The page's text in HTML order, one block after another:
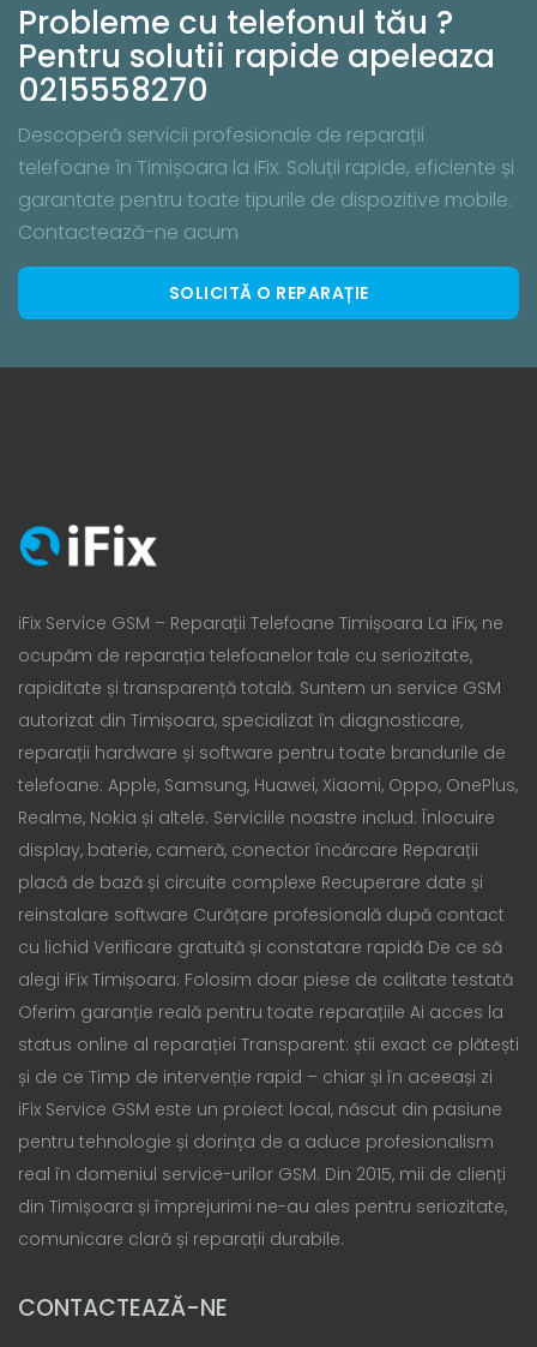
Probleme cu telefonul tău ?
Pentru solutii rapide apeleaza
0215558270
Descoperă servicii profesionale de reparații
telefoane în Timișoara la iFix. Soluții rapide, eficiente și
garantate pentru toate tipurile de dispozitive mobile.
Contactează-ne acum
SOLICITĂ O REPARAȚIE
iFix Service GSM – Reparații Telefoane Timișoara La iFix, ne
ocupăm de reparația telefoanelor tale cu seriozitate,
rapiditate și transparență totală. Suntem un service GSM
autorizat din Timișoara, specializat în diagnosticare,
reparații hardware și software pentru toate brandurile de
telefoane: Apple, Samsung, Huawei, Xiaomi, Oppo, OnePlus,
Realme, Nokia și altele. Serviciile noastre includ: Înlocuire
display, baterie, cameră, conector încărcare Reparații
placă de bază și circuite complexe Recuperare date și
reinstalare software Curățare profesională după contact
cu lichid Verificare gratuită și constatare rapidă De ce să
alegi iFix Timișoara: Folosim doar piese de calitate testată
Oferim garanție reală pentru toate reparațiile Ai acces la
status online al reparației Transparent: știi exact ce plătești
și de ce Timp de intervenție rapid – chiar și în aceeași zi
iFix Service GSM este un proiect local, născut din pasiune
pentru tehnologie și dorința de a aduce profesionalism
real în domeniul service-urilor GSM. Din 2015, mii de clienți
din Timișoara și împrejurimi ne-au ales pentru seriozitate,
comunicare clară și reparații durabile.
CONTACTEAZĂ-NE